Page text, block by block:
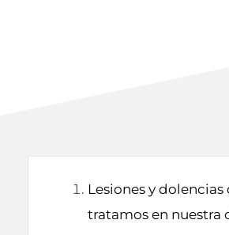
Lesiones y dolencias
tratamos en nuestra